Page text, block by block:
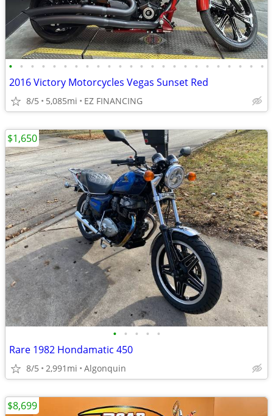
• • • • • • • • • • • • • • • • • • • • • • • •
2016 Victory Motorcycles Vegas Sunset Red
8/5 5,085mi EZ FINANCING
• • • • •
Rare 1982 Hondamatic 450
8/5 2,991mi Algonquin
$1,650
$8,699